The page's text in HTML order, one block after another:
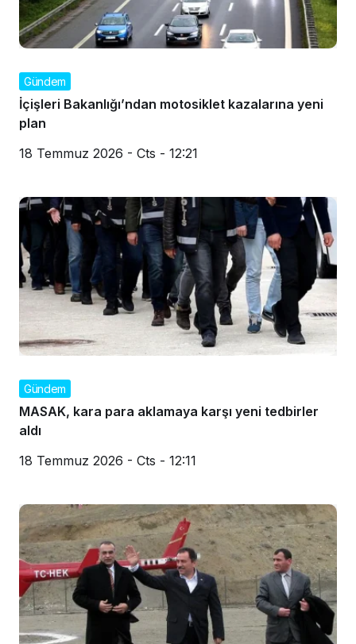
Gündem
İçişleri Bakanlığı’ndan motosiklet kazalarına yeni
plan
18 Temmuz 2026 - Cts - 12:21
Gündem
MASAK, kara para aklamaya karşı yeni tedbirler
aldı
18 Temmuz 2026 - Cts - 12:11